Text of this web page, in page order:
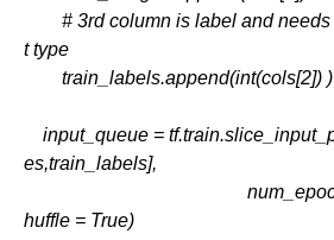
t type
train_labels.append(int(cols[2]) )
es,train_labels],
huffle = True)